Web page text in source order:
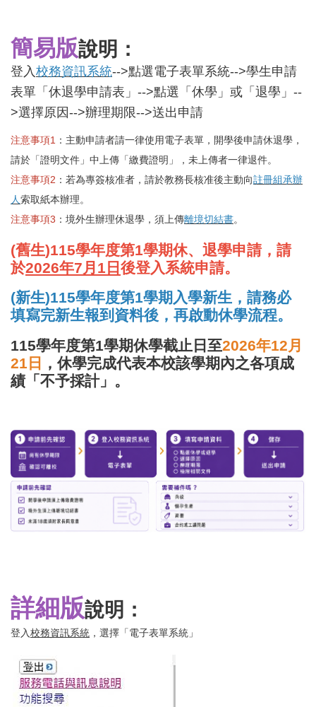
簡易版說明：
登入 校務資訊系統-->點選電子表單系統-->學生申請
表單「休退學申請表」-->點選「休學」或「退學」--
>選擇原因-->辦理期限-->送出申請
注意事項1 ：主動申請者請一律使用電子表單，開學後申請休退學，
請於「證明文件」中上傳「繳費證明」，未上傳者一律退件。
注意事項2 ：若為專簽核准者，請於教務長核准後主動向註冊組承辦
人索取紙本辦理。
注意事項3 ：境外生辦理休退學，須上傳離境切結書。
(舊生)115學年度第1學期休、退學申請，請
於2026年7月1日 後登入系統申請。
(新生)115學年度第1學期入學新生，請務必
填寫完新生報到資料後，再啟動休學流程。
115學年度第1學期休學截止日至2026年12月
21日
，休學完成代表本校該學期內之各項成
績「不予採計」。
詳細版說明：
登入校務資訊系統 ，選擇「電子表單系統」